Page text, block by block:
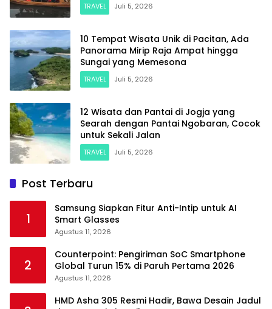
TRAVEL Juli 5, 2026
10 Tempat Wisata Unik di Pacitan, Ada
Panorama Mirip Raja Ampat hingga
Sungai yang Memesona
TRAVEL Juli 5, 2026
12 Wisata dan Pantai di Jogja yang
Searah dengan Pantai Ngobaran, Cocok
untuk Sekali Jalan
TRAVEL Juli 5, 2026
Post Terbaru
1
Samsung Siapkan Fitur Anti-Intip untuk AI
Smart Glasses
Agustus 11, 2026
2
Counterpoint: Pengiriman SoC Smartphone
Global Turun 15% di Paruh Pertama 2026
Agustus 11, 2026
HMD Asha 305 Resmi Hadir, Bawa Desain Jadul